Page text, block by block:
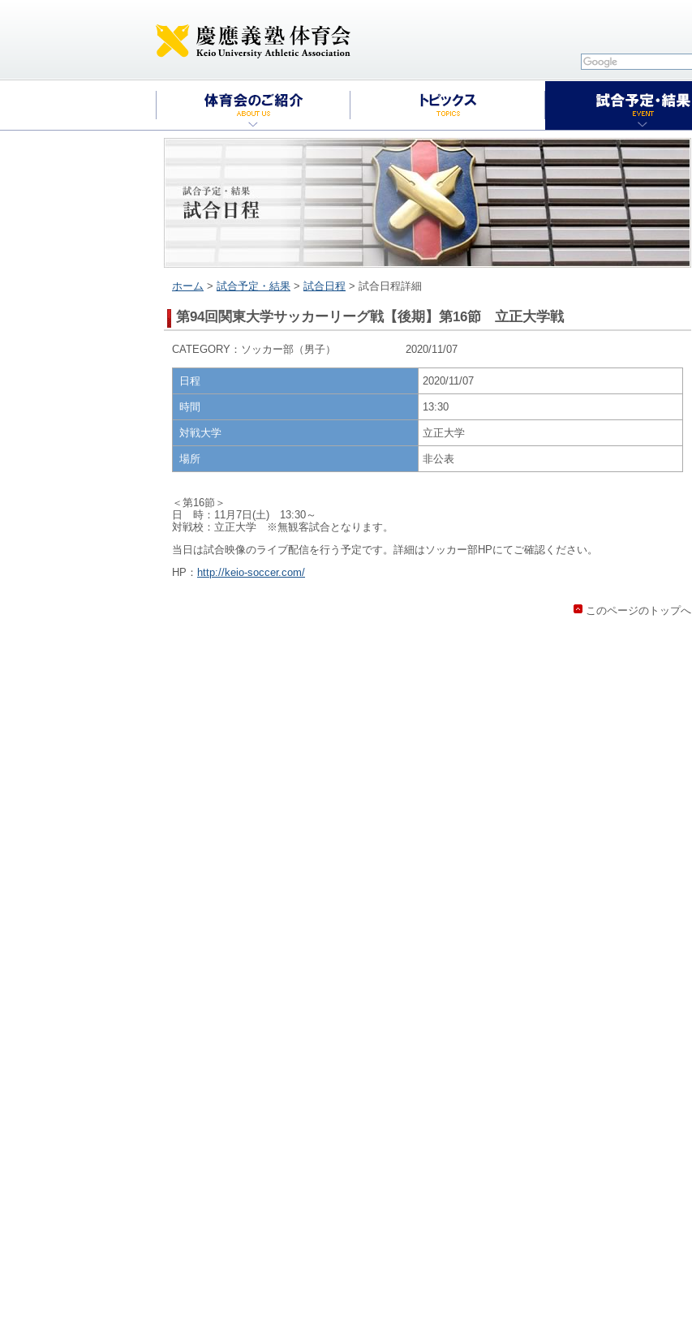
ホーム > 試合予定・結果 > 試合日程 > 試合日程詳細
第94回関東大学サッカーリーグ戦【後期】第16節 立正大学戦
CATEGORY：ソッカー部（男子） 2020/11/07
日程 2020/11/07
時間 13:30
対戦大学 立正大学
場所 非公表
＜第16節＞
日 時：11月7日(土) 13:30～
対戦校：立正大学 ※無観客試合となります。
当日は試合映像のライブ配信を行う予定です。詳細はソッカー部HPにてご確認ください。
HP： http://keio-soccer.com/
このページのトップへ